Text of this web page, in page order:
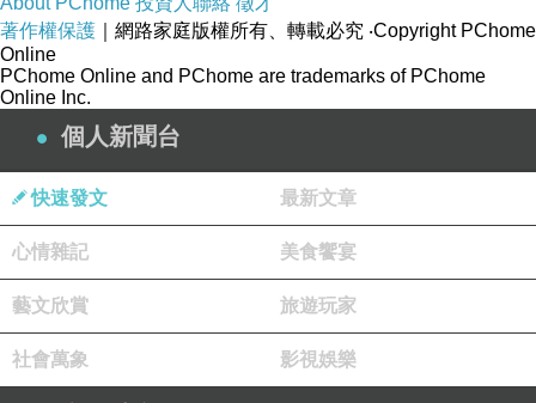
著作權保護 ｜網路家庭版權所有、轉載必究 ‧Copyright PChome
Online
PChome Online and PChome are trademarks of PChome
Online Inc.
個人新聞台
快速發文 最新文章
心情雜記 美食饗宴
藝文欣賞 旅遊玩家
社會萬象 影視娛樂